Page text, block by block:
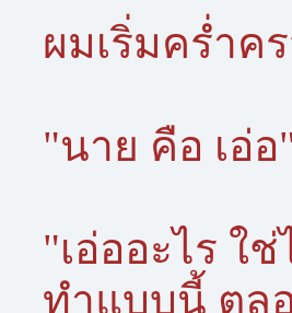
ผมเริ่มคร่ำค
"นาย คือ เอ่อ
"เอ่ออะไร ใ
ทำแบบนี้ ตล